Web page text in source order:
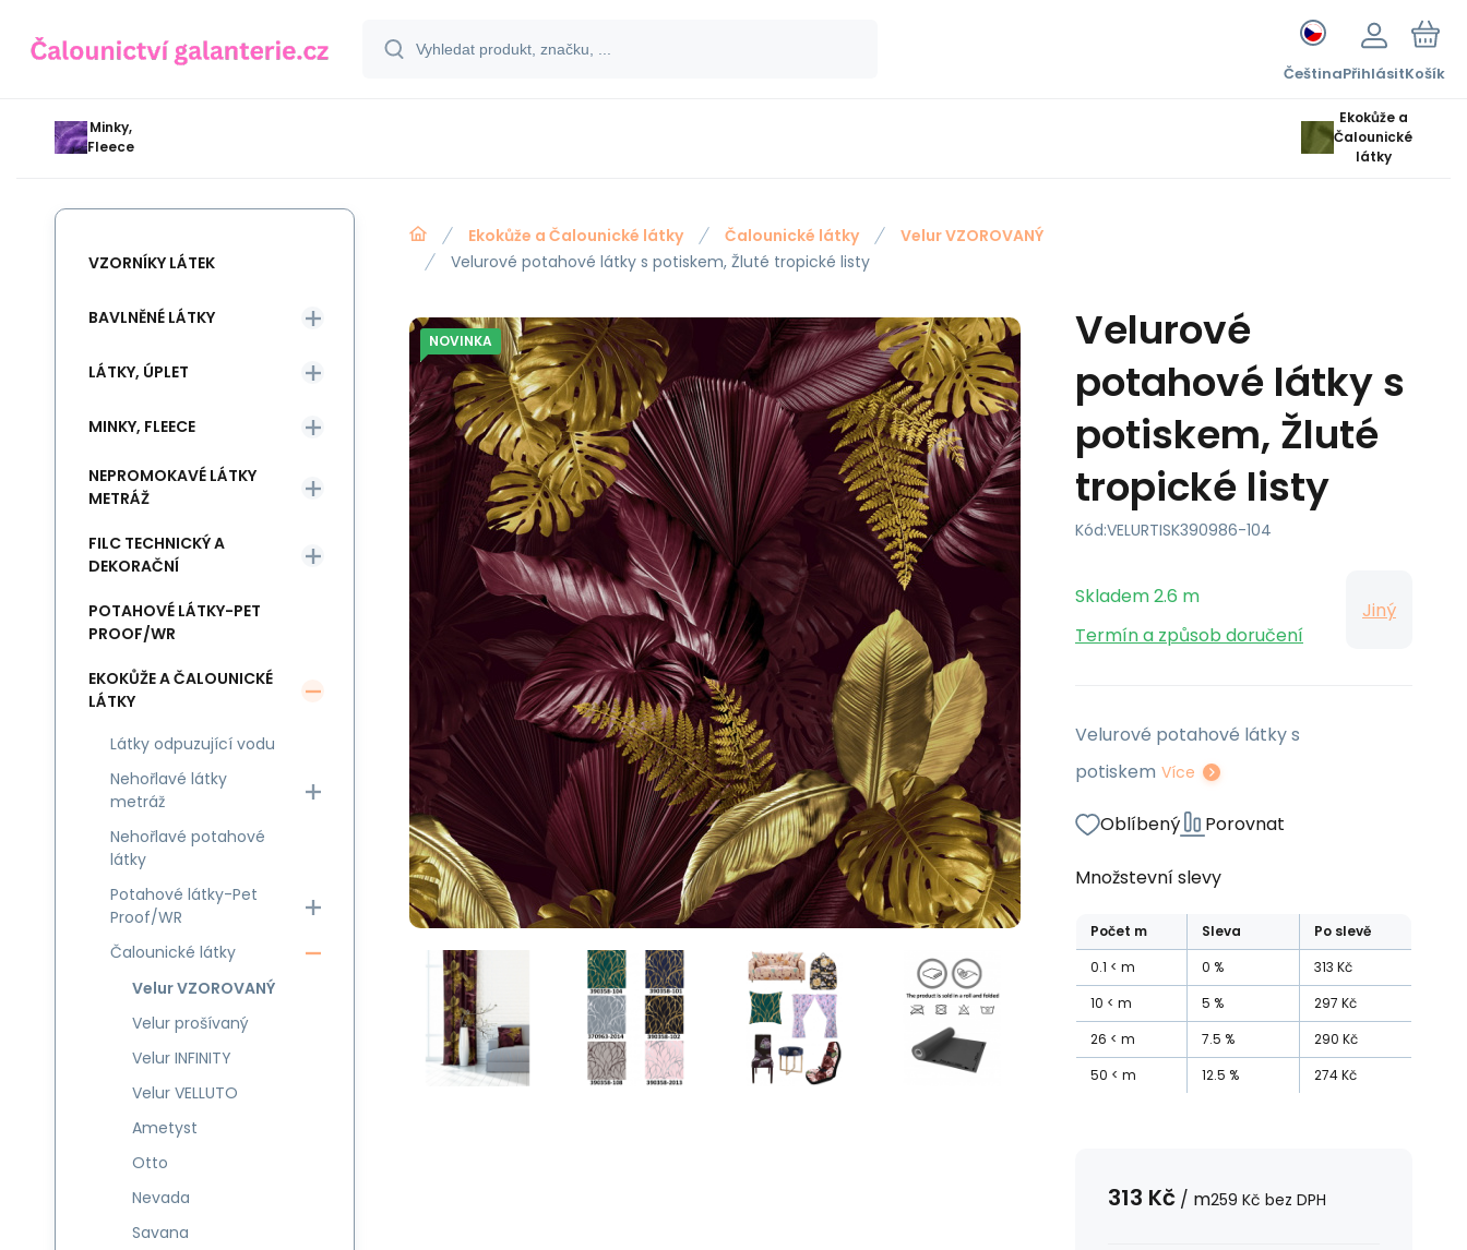
ČeštinaPřihlásitKošík
Minky,
Fleece
Ekokůže a
Čalounické
látky
Ekokůže a Čalounické látky Čalounické látky
Velur VZOROVANÝ
Velurové potahové látky s potiskem, Žluté tropické listy
NOVINKA
Velurové
potahové látky s
potiskem, Žluté
tropické listy
Kód:VELURTISK390986-104
Skladem2.6 m
Termín a způsob doručení
Jiný
Velurové potahové látky s
potiskem Více
Oblíbený Porovnat
Množstevní slevy
Počet m Sleva
Po slevě
0.1
m 0 % 313 Kč
10
m 5 % 297 Kč
26
m 7.5 % 290 Kč
50
m 12.5 % 274Kč
313 Kč / m259 Kč bez DPH
VZORNÍKY LÁTEK
BAVLNĚNÉ LÁTKY
LÁTKY, ÚPLET
MINKY, FLEECE
NEPROMOKAVÉ LÁTKY
METRÁŽ
FILC TECHNICKÝ A
DEKORAČNÍ
POTAHOVÉ LÁTKY-PET
PROOF/WR
EKOKŮŽE A ČALOUNICKÉ
LÁTKY
Látky odpuzující vodu
Nehořlavé látky
metráž
Nehořlavé potahové
látky
Potahové látky-Pet
Proof/WR
Čalounické látky
Velur VZOROVANÝ
Velur prošívaný
Velur INFINITY
Velur VELLUTO
Ametyst
Otto
Nevada
Savana